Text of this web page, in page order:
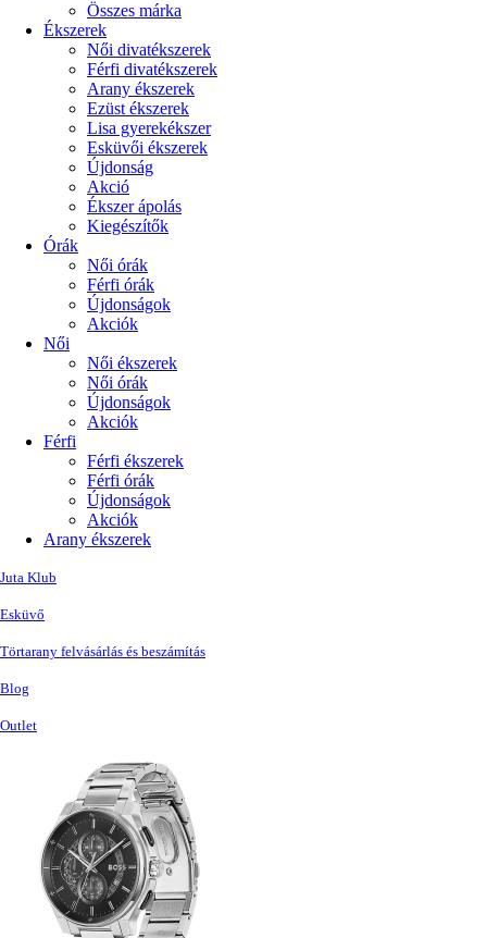
Összes márka
Ékszerek
Női divatékszerek
Férfi divatékszerek
Arany ékszerek
Ezüst ékszerek
Lisa gyerekékszer
Esküvői ékszerek
Újdonság
Akció
Ékszer ápolás
Kiegészítők
Órák
Női órák
Férfi órák
Újdonságok
Akciók
Női
Női ékszerek
Női órák
Újdonságok
Akciók
Férfi
Férfi ékszerek
Férfi órák
Újdonságok
Akciók
Arany ékszerek
Juta Klub
Esküvő
Törtarany felvásárlás és beszámítás
Blog
Outlet